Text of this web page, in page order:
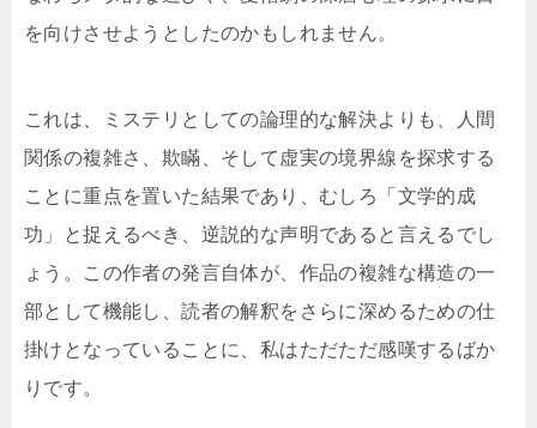
を向けさせようとしたのかもしれません。
これは、ミステリとしての論理的な解決よりも、人間
関係の複雑さ、欺瞞、そして虚実の境界線を探求する
ことに重点を置いた結果であり、むしろ「文学的成
功」と捉えるべき、逆説的な声明であると言えるでし
ょう。この作者の発言自体が、作品の複雑な構造の一
部として機能し、読者の解釈をさらに深めるための仕
掛けとなっていることに、私はただただ感嘆するばか
りです。